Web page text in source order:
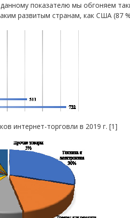
показателю мы обгоняем
развитым странам, как США (87
интернет-торговли в 2019 г. [1]